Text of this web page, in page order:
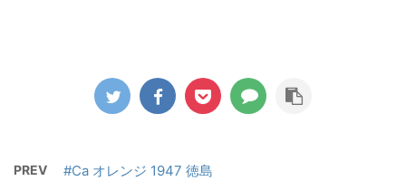
PREV #Ca オレンジ 1947 徳島